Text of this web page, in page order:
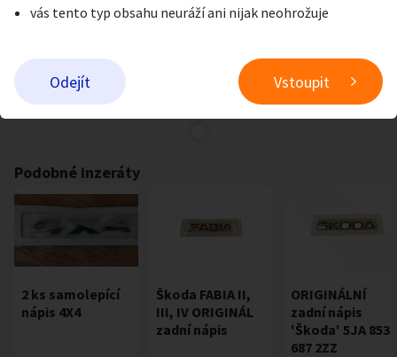
Přidat inzerát
Podobné inzeráty
2 ks samolepící
nápis 4X4
Škoda FABIA II,
III, IV ORIGINÁL
zadní nápis
ORIGINÁLNÍ
zadní nápis
'Škoda' 5JA 853
687 2ZZ
vás tento typ obsahu neuráží ani nijak neohrožuje
Odejít Vstoupit